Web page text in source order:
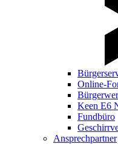
Online-
Keen E6
Fundbüro
Ansprechpartner